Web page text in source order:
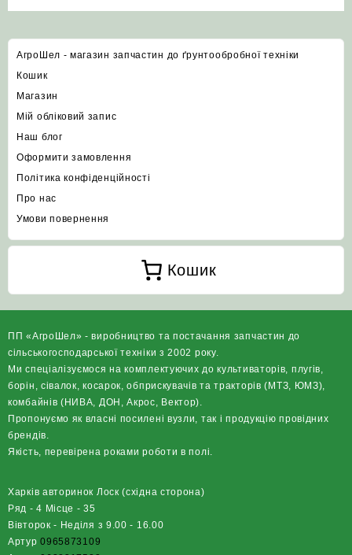
АгроШел - магазин запчастин до ґрунтообробної техніки
Кошик
Магазин
Мій обліковий запис
Наш блог
Оформити замовлення
Політика конфіденційності
Про нас
Умови повернення
Кошик
ПП «АгроШел» - виробництво та постачання запчастин до
сільськогосподарської техніки з 2002 року.
Ми спеціалізуємося на комплектуючих до культиваторів, плугів,
борін, сівалок, косарок, обприскувачів та тракторів (МТЗ, ЮМЗ),
комбайнів (НИВА, ДОН, Акрос, Вектор).
Пропонуємо як власні посилені вузли, так і продукцію провідних
брендів.
Якість, перевірена роками роботи в полі.
Харків авторинок Лоск (східна сторона)
Ряд - 4 Місце - 35
Вівторок - Неділя з 9.00 - 16.00
Артур0965873109